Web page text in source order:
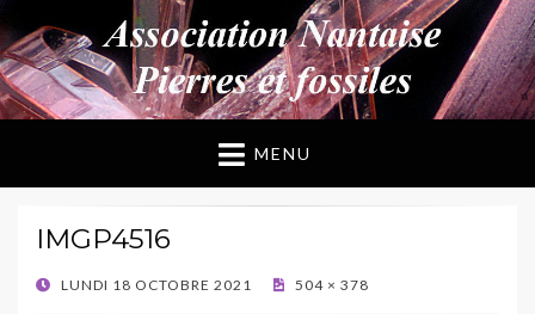
ANPF
Association Nantaise Pierres et Fossiles
MENU
IMGP4516
POSTED
LUNDI 18 OCTOBRE 2021 504 × 378